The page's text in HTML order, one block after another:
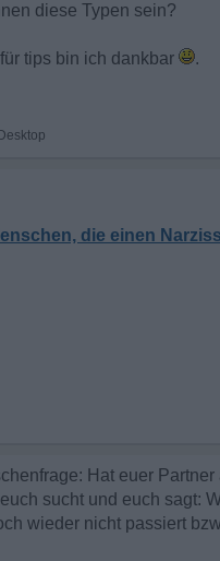
diese Typen sein?
tips bin ich dankbar .
die einen
Hat euer
sucht und euch sagt:
wieder nicht passiert